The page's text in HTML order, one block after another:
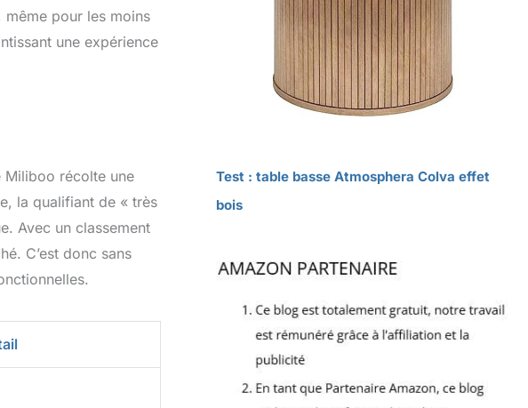
pour les moins
une expérience
Miliboo récolte une
la qualifiant de « très
Avec un classement
C’est donc sans
Test : table basse Atmosphera Colva effet
bois